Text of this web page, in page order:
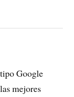
Google
mejores